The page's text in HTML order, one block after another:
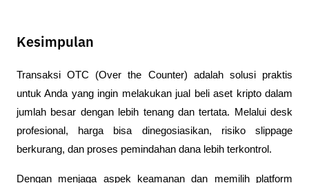
Kesimpulan
Transaksi OTC (Over the Counter) adalah solusi praktis
untuk Anda yang ingin melakukan jual beli aset kripto dalam
jumlah besar dengan lebih tenang dan tertata. Melalui desk
profesional, harga bisa dinegosiasikan, risiko slippage
berkurang, dan proses pemindahan dana lebih terkontrol.
Dengan menjaga aspek keamanan dan memilih platform